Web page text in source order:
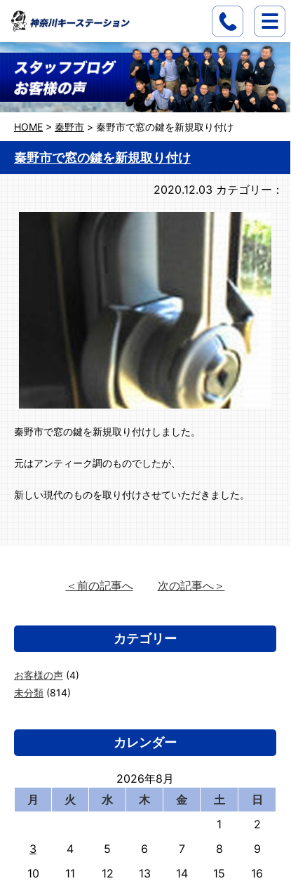
HOME > 秦野市 > 秦野市で窓の鍵を新規取り付け
秦野市で窓の鍵を新規取り付け
2020.12.03 カテゴリー：
秦野市で窓の鍵を新規取り付けしました。
元はアンティーク調のものでしたが、
新しい現代のものを取り付けさせていただきました。
＜前の記事へ 次の記事へ＞
カテゴリー
お客様の声 (4)
未分類 (814)
カレンダー
2026年8月
月
火 水 木 金 土
日
1
2
3
4 5 6 7 8
9
10
11 12 13 14 15
16